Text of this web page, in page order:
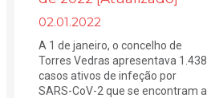
02.01.2022
A 1 de janeiro, o concelho de
Torres Vedras apresentava 1.438
casos ativos de infeção por
SARS-CoV-2 que se encontram a